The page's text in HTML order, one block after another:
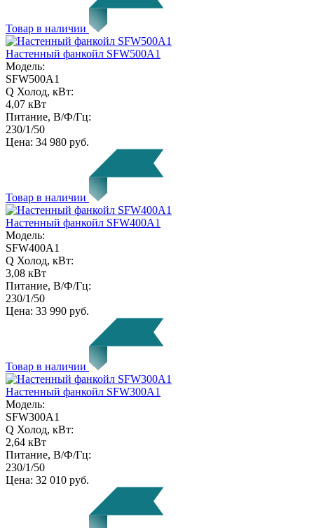
Товар в наличии
Настенный фанкойл SFW500A1
Модель:
SFW500A1
Q Холод, кВт:
4,07 кВт
Питание, В/Ф/Гц:
230/1/50
Цена: 34 980 руб.
Товар в наличии
Настенный фанкойл SFW400A1
Модель:
SFW400A1
Q Холод, кВт:
3,08 кВт
Питание, В/Ф/Гц:
230/1/50
Цена: 33 990 руб.
Товар в наличии
Настенный фанкойл SFW300A1
Модель:
SFW300A1
Q Холод, кВт:
2,64 кВт
Питание, В/Ф/Гц:
230/1/50
Цена: 32 010 руб.